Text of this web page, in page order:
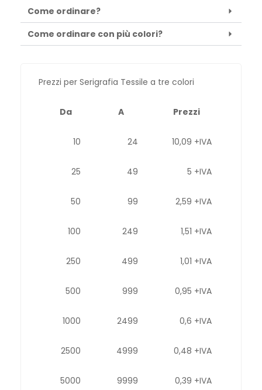
Come ordinare?
Come ordinare con più colori?
Prezzi per Serigrafia Tessile a tre colori
Da A Prezzi
10 24 10,09 +IVA
25 49 5 +IVA
50 99 2,59 +IVA
100 249 1,51 +IVA
250 499 1,01 +IVA
500 999 0,95 +IVA
1000 2499 0,6 +IVA
2500 4999 0,48 +IVA
5000 9999 0,39 +IVA